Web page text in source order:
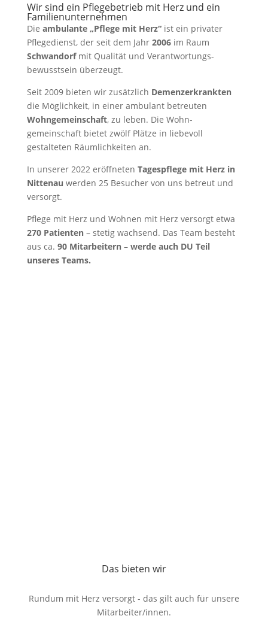
Wir sind ein Pflege­betrieb mit Herz und ein
Familien­unter­nehmen
Die ambulante „Pflege mit Herz“ist ein privater
Pflege­dienst, der seit dem Jahr 2006im Raum
Schwandorfmit Qualität und Verant­wortungs­
bewusstsein überzeugt.
Seit 2009 bieten wir zusätzlich Demenz­erkrankten
die Möglichkeit, in einer ambulant betreuten
Wohngemeinschaft, zu leben. Die Wohn­
gemeinschaft bietet zwölf Plätze in liebevoll
gestalteten Räumlich­keiten an.
In unserer 2022 eröffneten Tagespflege mit Herz in
Nittenau werden 25 Besucher von uns betreut und
versorgt.
Pflege mit Herz und Wohnen mit Herz versorgt etwa
270 Patienten– stetig wachsend. Das Team besteht
aus ca. 90 Mitarbeitern– werde auch DU Teil
unseres Teams.
Das bieten wir
Rundum mit Herz versorgt - das gilt auch für unsere
Mitarbeiter/innen.